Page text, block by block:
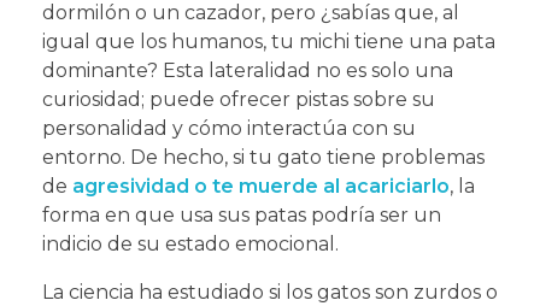
dormilón o un cazador, pero ¿sabías que, al
igual que los humanos, tu michi tiene una pata
dominante? Esta lateralidad no es solo una
curiosidad; puede ofrecer pistas sobre su
personalidad y cómo interactúa con su
entorno. De hecho, si tu gato tiene problemas
de agresividad o te muerde al acariciarlo, la
forma en que usa sus patas podría ser un
indicio de su estado emocional.
La ciencia ha estudiado si los gatos son zurdos o